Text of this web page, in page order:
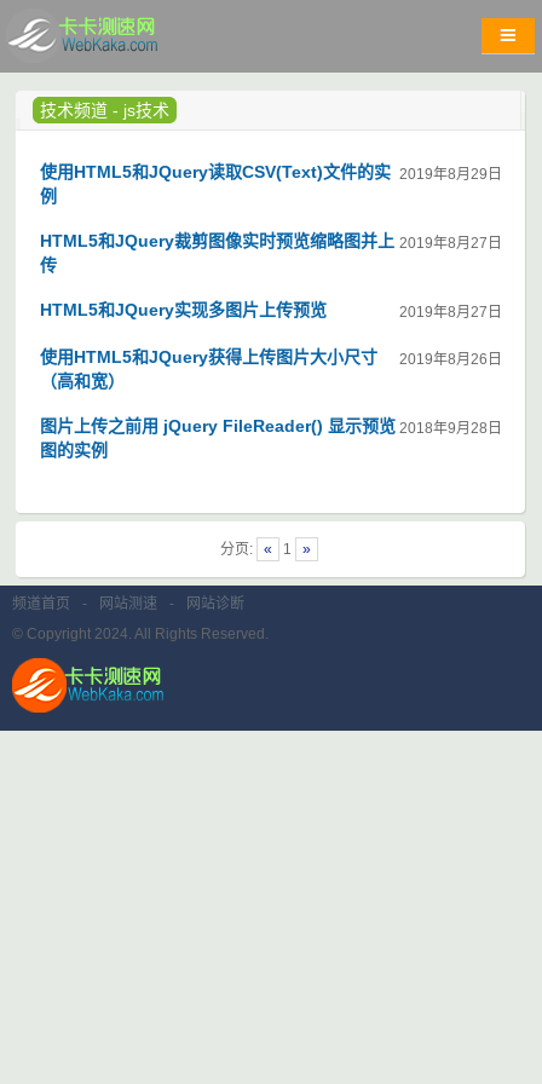
技术频道 - js技术
2019年8月29日
使用HTML5和JQuery读取CSV(Text)文件的实
例
2019年8月27日
HTML5和JQuery裁剪图像实时预览缩略图并上
传
2019年8月27日
HTML5和JQuery实现多图片上传预览
2019年8月26日
使用HTML5和JQuery获得上传图片大小尺寸
（高和宽）
2018年9月28日
图片上传之前用 jQuery FileReader() 显示预览
图的实例
分页: « 1 »
频道首页 - 网站测速 -
网站诊断
© Copyright 2024. All Rights Reserved.